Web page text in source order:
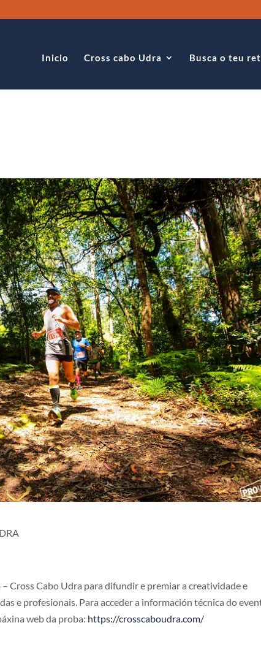
Inicio Cross cabo Udra Busca o teu
Cross Cabo Udra para difundir e premiar a creatividade e
e profesionais. Para acceder a información técnica do
web da proba: https://crosscaboudra.com/